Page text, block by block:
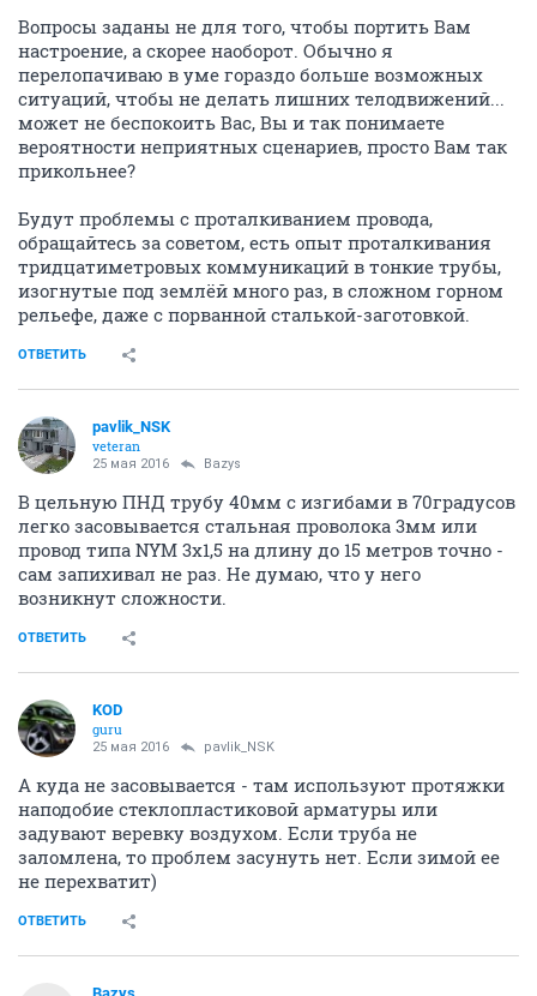
Вопросы заданы не для того, чтобы портить Вам
настроение, а скорее наоборот. Обычно я
перелопачиваю в уме гораздо больше возможных
ситуаций, чтобы не делать лишних телодвижений...
может не беспокоить Вас, Вы и так понимаете
вероятности неприятных сценариев, просто Вам так
прикольнее?
Будут проблемы с проталкиванием провода,
обращайтесь за советом, есть опыт проталкивания
тридцатиметровых коммуникаций в тонкие трубы,
изогнутые под землёй много раз, в сложном горном
рельефе, даже с порванной сталькой-заготовкой.
ОТВЕТИТЬ
pavlik_NSK
veteran
25 мая 2016 Bazys
В цельную ПНД трубу 40мм с изгибами в 70градусов
легко засовывается стальная проволока 3мм или
провод типа NYM 3х1,5 на длину до 15 метров точно -
сам запихивал не раз. Не думаю, что у него
возникнут сложности.
ОТВЕТИТЬ
KOD
guru
25 мая 2016 pavlik_NSK
А куда не засовывается - там используют протяжки
наподобие стеклопластиковой арматуры или
задувают веревку воздухом. Если труба не
заломлена, то проблем засунуть нет. Если зимой ее
не перехватит)
ОТВЕТИТЬ